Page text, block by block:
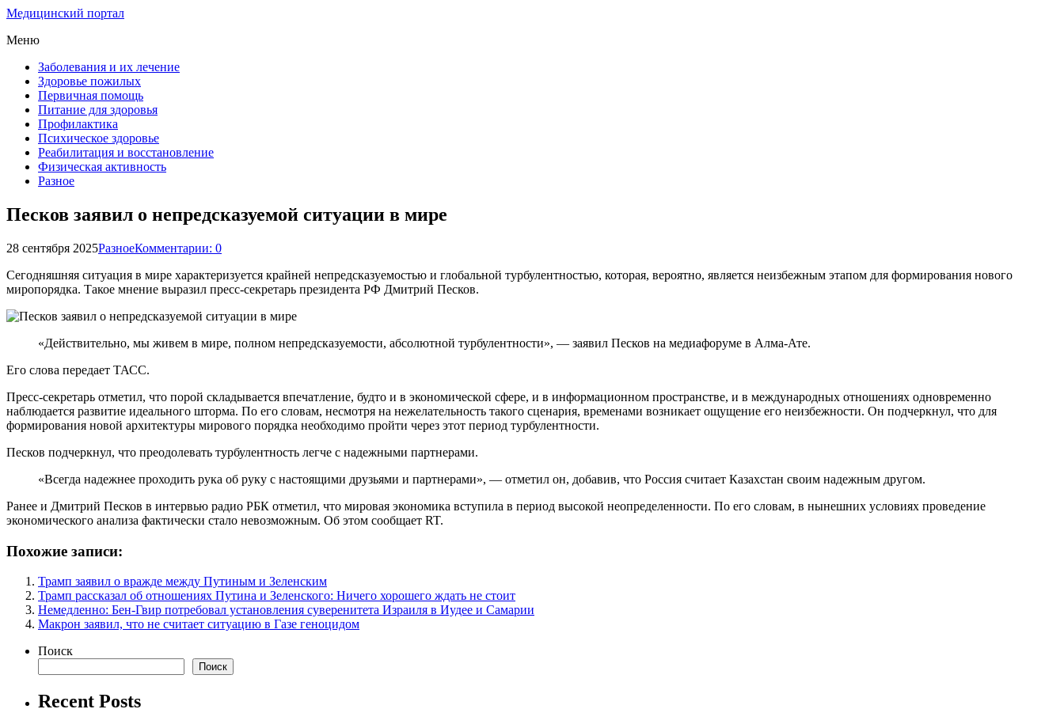
Медицинский портал
Меню
Заболевания и их лечение
Здоровье пожилых
Первичная помощь
Питание для здоровья
Профилактика
Психическое здоровье
Реабилитация и восстановление
Физическая активность
Разное
Песков заявил о непредсказуемой ситуации в мире
28 сентября 2025РазноеКомментарии: 0
Сегодняшняя ситуация в мире характеризуется крайней непредсказуемостью и глобальной турбулентностью, которая, вероятно, является неизбежным этапом для формирования нового
миропорядка. Такое мнение выразил пресс-секретарь президента РФ Дмитрий Песков.
«Действительно, мы живем в мире, полном непредсказуемости, абсолютной турбулентности», — заявил Песков на медиафоруме в Алма-Ате.
Его слова передает ТАСС.
Пресс-секретарь отметил, что порой складывается впечатление, будто и в экономической сфере, и в информационном пространстве, и в международных отношениях одновременно
наблюдается развитие идеального шторма. По его словам, несмотря на нежелательность такого сценария, временами возникает ощущение его неизбежности. Он подчеркнул, что для
формирования новой архитектуры мирового порядка необходимо пройти через этот период турбулентности.
Песков подчеркнул, что преодолевать турбулентность легче с надежными партнерами.
«Всегда надежнее проходить рука об руку с настоящими друзьями и партнерами», — отметил он, добавив, что Россия считает Казахстан своим надежным другом.
Ранее и Дмитрий Песков в интервью радио РБК отметил, что мировая экономика вступила в период высокой неопределенности. По его словам, в нынешних условиях проведение
экономического анализа фактически стало невозможным. Об этом сообщает RT.
Похожие записи:
Трамп заявил о вражде между Путиным и Зеленским
Трамп рассказал об отношениях Путина и Зеленского: Ничего хорошего ждать не стоит
Немедленно: Бен-Гвир потребовал установления суверенитета Израиля в Иудее и Самарии
Макрон заявил, что не считает ситуацию в Газе геноцидом
Поиск
Поиск
Recent Posts